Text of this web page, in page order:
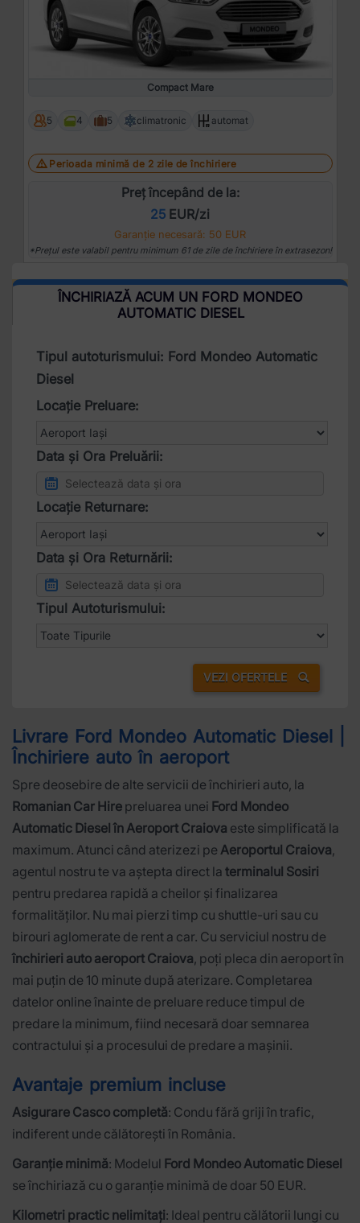
Compact Mare
5 4 5 climatronic automat
Perioada minimă de 2 zile de închiriere
Preț începând de la:
25 EUR/zi
Garanție necesară: 50 EUR
*Prețul este valabil pentru minimum 61 de zile de închiriere în extrasezon!
ÎNCHIRIAZĂ ACUM UN FORD MONDEO
AUTOMATIC DIESEL
Tipul autoturismului: Ford Mondeo Automatic
Diesel
Locație Preluare:
Data și Ora Preluării:
Locație Returnare:
Data și Ora Returnării:
Tipul Autoturismului:
VEZI OFERTELE
Livrare Ford Mondeo Automatic Diesel |
Închiriere auto în aeroport
Spre deosebire de alte servicii de închirieri auto, la
Romanian Car Hire preluarea unei Ford Mondeo
Automatic Diesel în Aeroport Craiova este simplificată la
maximum. Atunci când aterizezi pe Aeroportul Craiova,
agentul nostru te va aștepta direct la terminalul Sosiri
pentru predarea rapidă a cheilor și finalizarea
formalităților. Nu mai pierzi timp cu shuttle-uri sau cu
birouri aglomerate de rent a car. Cu serviciul nostru de
închirieri auto aeroport Craiova, poți pleca din aeroport în
mai puțin de 10 minute după aterizare. Completarea
datelor online înainte de preluare reduce timpul de
predare la minimum, fiind necesară doar semnarea
contractului și a procesului de predare a mașinii.
Avantaje premium incluse
Asigurare Casco completă: Condu fără griji în trafic,
indiferent unde călătorești în România.
Garanție minimă: Modelul Ford Mondeo Automatic Diesel
se închiriază cu o garanție minimă de doar 50 EUR.
Kilometri practic nelimitați: Ideal pentru călătorii lungi cu